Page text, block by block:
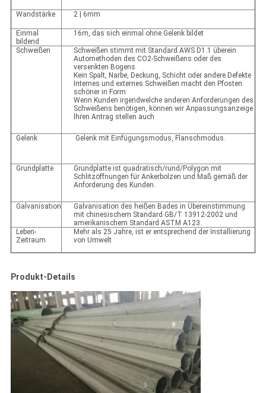
Wandstärke 2 | 6mm
Einmal
bildend
16m, das sich einmal ohne Gelenk bildet
Schweißen
Schweißen stimmt mit Standard AWS D1.1 überein.
Automethoden des CO2-Schweißens oder des
versenkten Bogens
Kein Spalt, Narbe, Deckung, Schicht oder andere Defekte
Internes und externes Schweißen macht den Pfosten
schöner in Form
Wenn Kunden irgendwelche anderen Anforderungen des
Schweißens benötigen, können wir Anpassungsanzeige
Ihren Antrag stellen auch
Gelenk Gelenk mit Einfügungsmodus, Flanschmodus.
Grundplatte
Grundplatte ist quadratisch/rund/Polygon mit
Schlitzöffnungen für Ankerbolzen und Maß gemäß der
Anforderung des Kunden.
Galvanisation
Galvanisation des heißen Bades in Übereinstimmung
mit chinesischem Standard GB/T 13912-2002 und
amerikanischem Standard ASTM A123.
Leben-
Zeitraum
Mehr als 25 Jahre, ist er entsprechend der Installierung
von Umwelt
Produkt-Details